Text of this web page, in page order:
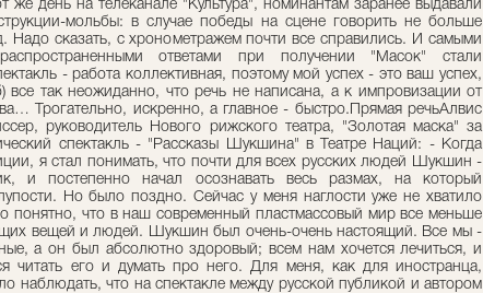
же день на телеканале "Культура", номинантам заранее выдавали
мольбы: в случае победы на сцене говорить не больше
Надо сказать, с хронометражем почти все справились. И самыми
ответами при получении "Масок" стали
- работа коллективная, поэтому мой успех - это ваш успех,
все так неожиданно, что речь не написана, а к импровизации от
Трогательно, искренно, а главное - быстро.Прямая речьАлвис
руководитель Нового рижского театра, "Золотая маска" за
спектакль - "Рассказы Шукшина" в Театре Наций: - Когда
я стал понимать, что почти для всех русских людей Шукшин -
и постепенно начал осознавать весь размах, на который
Но было поздно. Сейчас у меня наглости уже не хватило
понятно, что в наш современный пластмассовый мир все меньше
вещей и людей. Шукшин был очень-очень настоящий. Все мы -
а он был абсолютно здоровый; всем нам хочется лечиться, и
читать его и думать про него. Для меня, как для иностранца,
наблюдать, что на спектакле между русской публикой и автором